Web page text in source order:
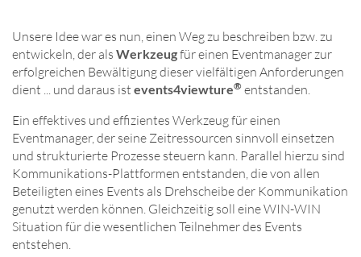
Unsere Idee war es nun, einen Weg zu beschreiben bzw. zu
entwickeln, der als Werkzeugfür einen Eventmanager zur
erfolgreichen Bewältigung dieser vielfältigen Anforderungen
dient ... und daraus ist events4viewture® entstanden.
Ein effektives und effizientes Werkzeug für einen
Eventmanager, der seine Zeitressourcen sinnvoll einsetzen
und strukturierte Prozesse steuern kann. Parallel hierzu sind
Kommunikations-Plattformen entstanden, die von allen
Beteiligten eines Events als Drehscheibe der Kommunikation
genutzt werden können. Gleichzeitig soll eine WIN-WIN
Situation für die wesentlichen Teilnehmer des Events
entstehen.